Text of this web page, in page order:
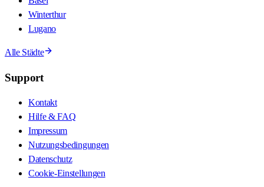
Winterthur
Lugano
Alle Städte
Support
Kontakt
Hilfe & FAQ
Impressum
Nutzungsbedingungen
Datenschutz
Cookie-Einstellungen